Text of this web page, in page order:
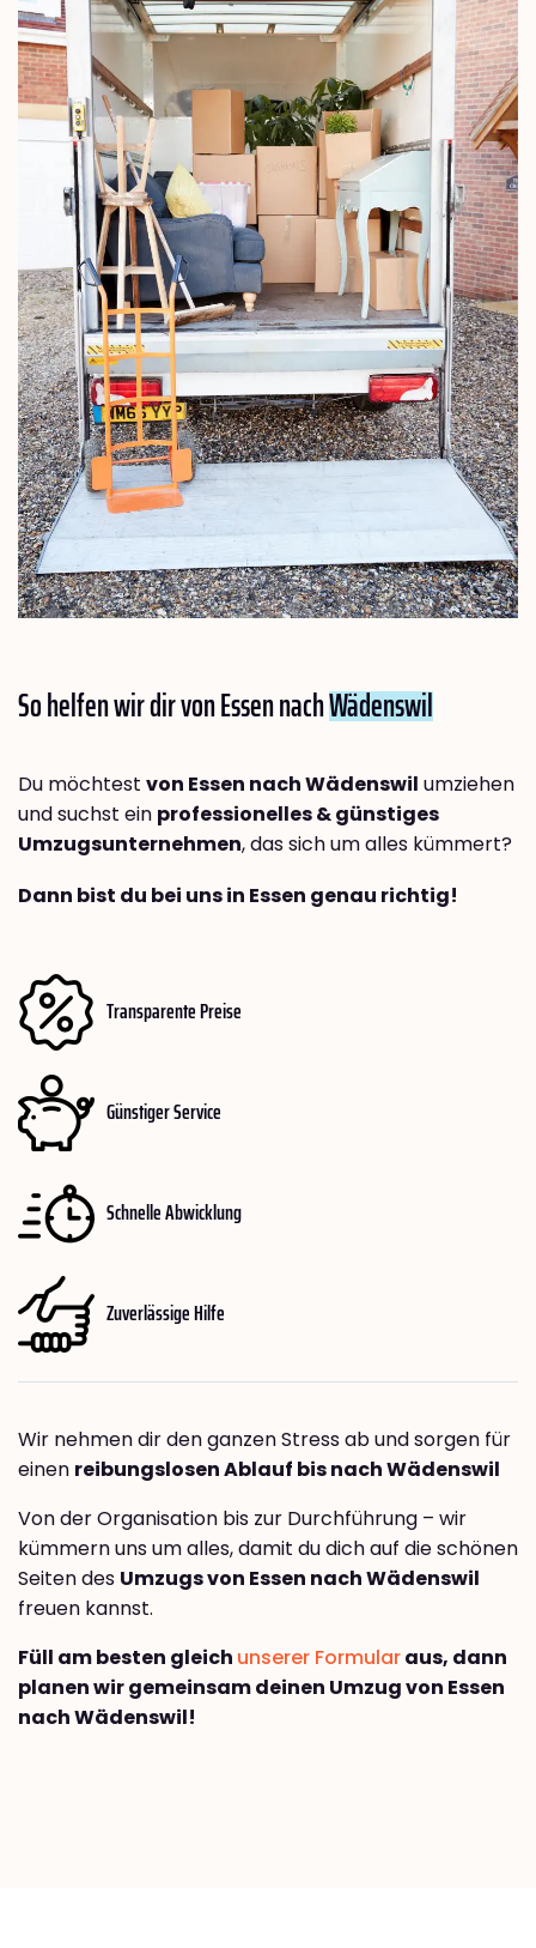
So helfen wir dir von Essen nachWädenswil
Du möchtest von Essen nach Wädenswil umziehen
und suchst ein professionelles & günstiges
Umzugsunternehmen, das sich um alles kümmert?
Dann bist du bei uns in Essen genau richtig!
Transparente Preise
Günstiger Service
Schnelle Abwicklung
Zuverlässige Hilfe
Wir nehmen dir den ganzen Stress ab und sorgen für
einen reibungslosen Ablauf bis nach Wädenswil
Von der Organisation bis zur Durchführung – wir
kümmern uns um alles, damit du dich auf die schönen
Seiten des Umzugs von Essen nach Wädenswil
freuen kannst.
Füll am besten gleich unserer Formularaus, dann
planen wir gemeinsam deinen Umzug von Essen
nach Wädenswil!